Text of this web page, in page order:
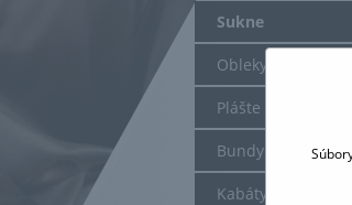
Sukne
Obleky
Plášte
Bundy
Kabáty